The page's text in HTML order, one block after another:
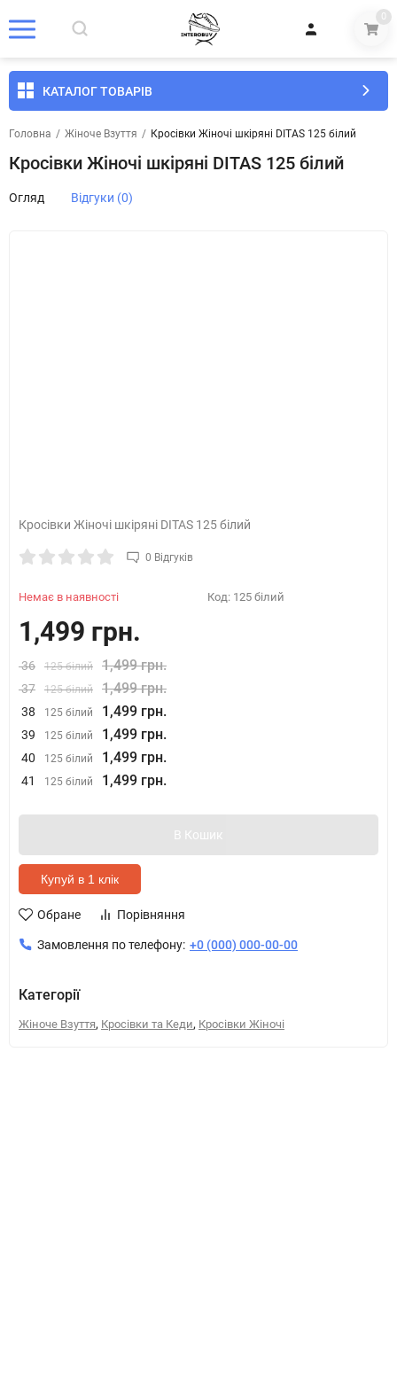
0
КАТАЛОГ ТОВАРІВ
Головна / Жіноче Взуття / Кросівки Жіночі шкіряні DITAS 125 білий
Кросівки Жіночі шкіряні DITAS 125 білий
Огляд Відгуки (0)
Кросівки Жіночі шкіряні DITAS 125 білий
0 Відгуків
Немає в наявності Код: 125 білий
1,499 грн.
36 125 білий 1,499 грн.
37 125 білий 1,499 грн.
38 125 білий 1,499 грн.
39 125 білий 1,499 грн.
40 125 білий 1,499 грн.
41 125 білий 1,499 грн.
В Кошик
Купуй в 1 клік
Обране Порівняння
Замовлення по телефону: +0 (000) 000-00-00
Категорії
Жіноче Взуття, Кросівки та Кеди, Кросівки Жіночі